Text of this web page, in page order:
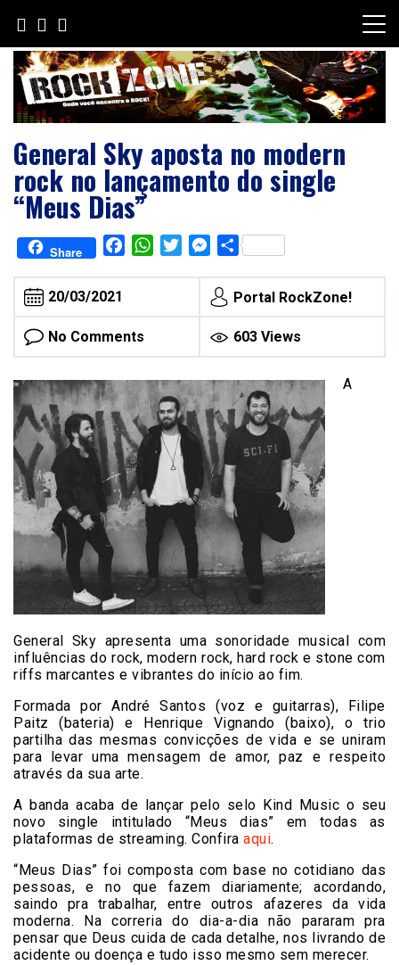
content
General Sky aposta no modern
rock no lançamento do single
“Meus Dias”
Share FacebookWhatsAppTwitterMessenger
Share
20/03/2021 Portal RockZone!
No Comments 603 Views
A
General Sky apresenta uma sonoridade musical com
influências do rock, modern rock, hard rock e stone com
riffs marcantes e vibrantes do início ao fim.
Formada por André Santos (voz e guitarras), Filipe
Paitz (bateria) e Henrique Vignando (baixo), o trio
partilha das mesmas convicções de vida e se uniram
para levar uma mensagem de amor, paz e respeito
através da sua arte.
A banda acaba de lançar pelo selo Kind Music o seu
novo single intitulado “Meus dias” em todas as
plataformas de streaming. Confira aqui.
“Meus Dias” foi composta com base no cotidiano das
pessoas, e no que fazem diariamente; acordando,
saindo pra trabalhar, entre outros afazeres da vida
moderna. Na correria do dia-a-dia não pararam pra
pensar que Deus cuida de cada detalhe, nos livrando de
acidente ou doença e tudo isso mesmo sem merecer.